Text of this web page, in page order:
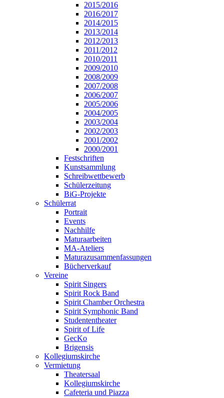
2015/2016
2016/2017
2014/2015
2013/2014
2012/2013
2011/2012
2010/2011
2009/2010
2008/2009
2007/2008
2006/2007
2005/2006
2004/2005
2003/2004
2002/2003
2001/2002
2000/2001
Festschriften
Kunstsammlung
Schreibwettbewerb
Schülerzeitung
BiG-Projekte
Schülerrat
Portrait
Events
Nachhilfe
Maturaarbeiten
MA-Ateliers
Maturazusammenfassungen
Bücherverkauf
Vereine
Spirit Singers
Spirit Rock Band
Spirit Chamber Orchestra
Spirit Symphonic Band
Studententheater
Spirit of Life
GecKo
Brigensis
Kollegiumskirche
Vermietung
Theatersaal
Kollegiumskirche
Cafeteria und Piazza